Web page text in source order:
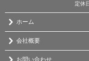
定休
ホーム
会社概要